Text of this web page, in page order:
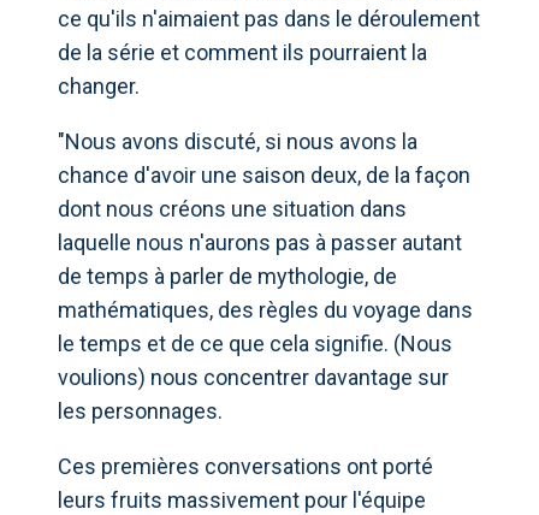
ce qu'ils n'aimaient pas dans le déroulement
de la série et comment ils pourraient la
changer.
"Nous avons discuté, si nous avons la
chance d'avoir une saison deux, de la façon
dont nous créons une situation dans
laquelle nous n'aurons pas à passer autant
de temps à parler de mythologie, de
mathématiques, des règles du voyage dans
le temps et de ce que cela signifie. (Nous
voulions) nous concentrer davantage sur
les personnages.
Ces premières conversations ont porté
leurs fruits massivement pour l'équipe